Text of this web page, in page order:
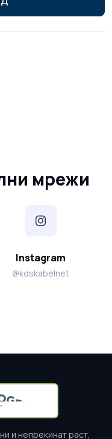
мрежи
Instagram
@kdskabelnet
и непрекинат раст,